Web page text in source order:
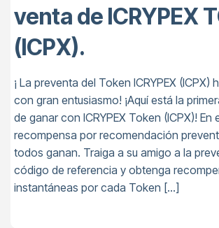
venta de ICRYPEX
(ICPX).
¡ La preventa del Token ICRYPEX
con gran entusiasmo! ¡Aquí está la
de ganar con ICRYPEX Token (ICPX)! En
recompensa por recomendación
todos ganan. Traiga a su amigo a la
código de referencia y obtenga
instantáneas por cada Token […]